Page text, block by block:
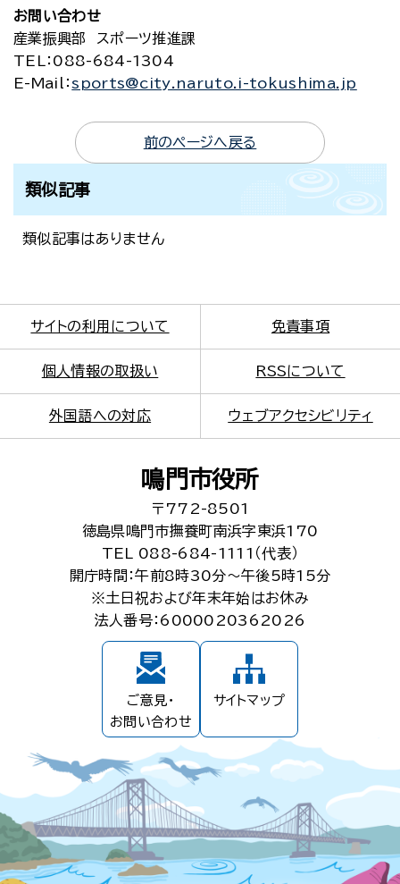
お問い合わせ
産業振興部 スポーツ推進課
TEL
：088-684-1304
E-Mail
： sports@city.naruto.i-tokushima.jp
前のページへ戻る
類似記事
類似記事はありません
サイトの利用について 免責事項
個人情報の取扱い RSSについて
外国語への対応 ウェブアクセシビリティ
鳴門市役所
〒772-8501
徳島県鳴門市撫養町南浜字東浜170
TEL 088-684-1111（代表）
開庁時間：午前8時30分～午後5時15分
※土日祝および年末年始はお休み
法人番号：6000020362026
ご意見・
お問い合わせ
サイトマップ